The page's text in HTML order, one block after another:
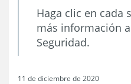
Haga clic en cada
más información
Seguridad.
11 de diciembre de 2020